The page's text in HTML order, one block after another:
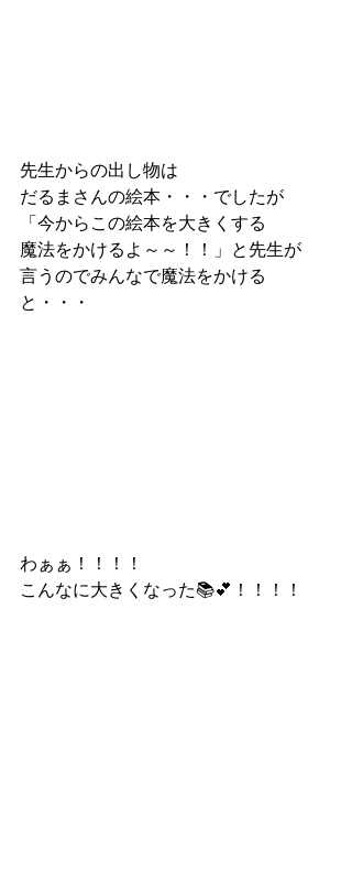
先生からの出し物は
だるまさんの絵本・・・でしたが
「今からこの絵本を大きくする
魔法をかけるよ～～！！」と先生が
言うのでみんなで魔法をかける
と・・・
わぁぁ！！！！
こんなに大きくなった📚💕！！！！